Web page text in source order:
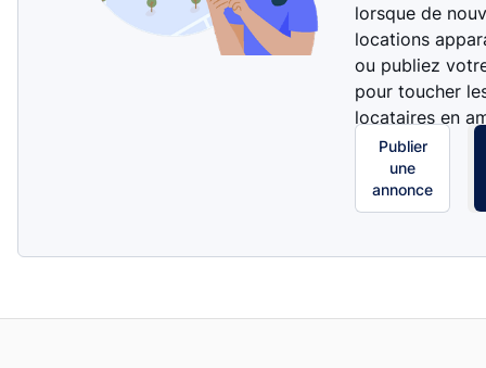
lorsque de
locations
ou publiez
pour toucher
locataires en
Publier
une
annonce